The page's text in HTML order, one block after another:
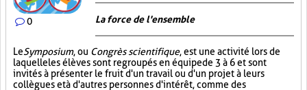
0 La force de l'ensemble
LeSymposium, ou Congrès scientifique, est une activité lors de
laquelle les élèves sont regroupés en équipe de 3 à 6 et sont
invités à présenter le fruit d'un travail ou d'un projet à leurs
collègues et à d'autres personnes d'intérêt, comme des